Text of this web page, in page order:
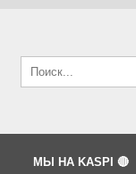
МЫ НА KASPI 🔴